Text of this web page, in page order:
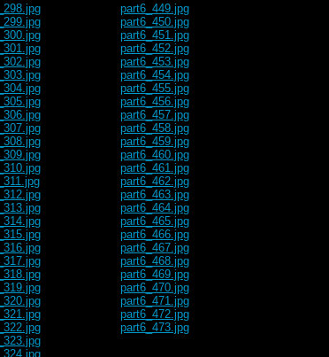
part6_449.jpg
part6_450.jpg
part6_451.jpg
part6_452.jpg
part6_453.jpg
part6_454.jpg
part6_455.jpg
part6_456.jpg
part6_457.jpg
part6_458.jpg
part6_459.jpg
part6_460.jpg
part6_461.jpg
part6_462.jpg
part6_463.jpg
part6_464.jpg
part6_465.jpg
part6_466.jpg
part6_467.jpg
part6_468.jpg
part6_469.jpg
part6_470.jpg
part6_471.jpg
part6_472.jpg
part6_473.jpg